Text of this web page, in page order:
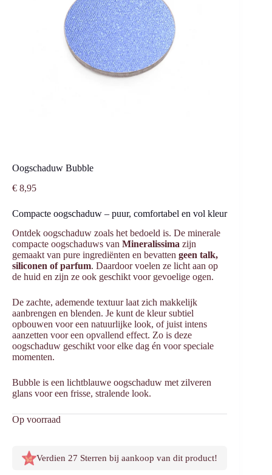
Oogschaduw Bubble
€ 8,95
Compacte oogschaduw – puur, comfortabel en vol kleur
Ontdek oogschaduw zoals het bedoeld is. De minerale
compacte oogschaduws van Mineralissima zijn
gemaakt van pure ingrediënten en bevatten geen talk,
siliconen of parfum. Daardoor voelen ze licht aan op
de huid en zijn ze ook geschikt voor gevoelige ogen.
De zachte, ademende textuur laat zich makkelijk
aanbrengen en blenden. Je kunt de kleur subtiel
opbouwen voor een natuurlijke look, of juist intens
aanzetten voor een opvallend effect. Zo is deze
oogschaduw geschikt voor elke dag én voor speciale
momenten.
Bubble is een lichtblauwe oogschaduw met zilveren
glans voor een frisse, stralende look.
Op voorraad
Verdien 27 Sterren bij aankoop van dit product!